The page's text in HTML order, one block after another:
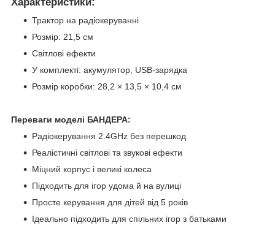
Трактор на радіокеруванні
Розмір: 21,5 см
Світлові ефекти
У комплекті: акумулятор, USB-зарядка
Розмір коробки: 28,2 × 13,5 × 10,4 см
Переваги моделі БАНДЕРА:
Радіокерування 2.4GHz без перешкод
Реалістичні світлові та звукові ефекти
Міцний корпус і великі колеса
Підходить для ігор удома й на вулиці
Просте керування для дітей від 5 років
Ідеально підходить для спільних ігор з батьками